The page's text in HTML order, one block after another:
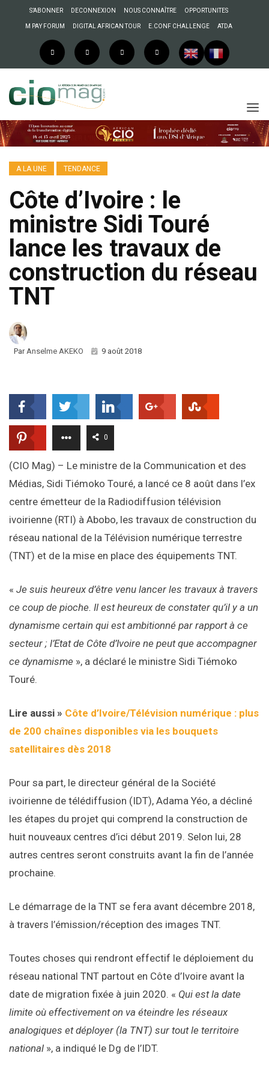
S’ABONNER DECONNEXION NOUS CONNAÎTRE OPPORTUNITES
M PAY FORUM DIGITAL AFRICAN TOUR E.CONF CHALLENGE ATDA
A LA UNE TENDANCE
Côte d’Ivoire : le
ministre Sidi Touré
lance les travaux de
construction du réseau
TNT
ParAnselme AKEKO 9 août 2018
0
(CIO Mag) – Le ministre de la Communication et des
Médias, Sidi Tiémoko Touré, a lancé ce 8 août dans l’ex
centre émetteur de la Radiodiffusion télévision
ivoirienne (RTI) à Abobo, les travaux de construction du
réseau national de la Télévision numérique terrestre
(TNT) et de la mise en place des équipements TNT.
« Je suis heureux d’être venu lancer les travaux à travers
ce coup de pioche. Il est heureux de constater qu’il y a un
dynamisme certain qui est ambitionné par rapport à ce
secteur ; l’Etat de Côte d’Ivoire ne peut que accompagner
ce dynamisme », a déclaré le ministre Sidi Tiémoko
Touré.
Lire aussi » Côte d’Ivoire/Télévision numérique : plus
de 200 chaînes disponibles via les bouquets
satellitaires dès 2018
Pour sa part, le directeur général de la Société
ivoirienne de télédiffusion (IDT), Adama Yéo, a décliné
les étapes du projet qui comprend la construction de
huit nouveaux centres d’ici début 2019. Selon lui, 28
autres centres seront construits avant la fin de l’année
prochaine.
Le démarrage de la TNT se fera avant décembre 2018,
à travers l’émission/réception des images TNT.
Toutes choses qui rendront effectif le déploiement du
réseau national TNT partout en Côte d’Ivoire avant la
date de migration fixée à juin 2020. « Qui est la date
limite où effectivement on va éteindre les réseaux
analogiques et déployer (la TNT) sur tout le territoire
national », a indiqué le Dg de l’IDT.